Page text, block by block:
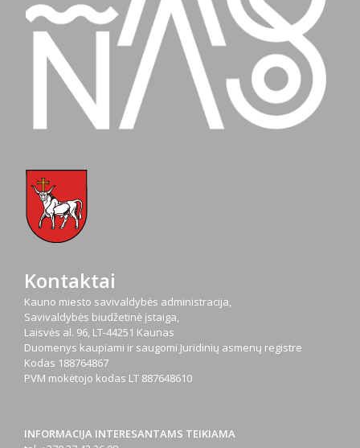
Kontaktai
Kauno miesto savivaldybės administracija,
Savivaldybės biudžetinė įstaiga,
Laisvės al. 96, LT-44251 Kaunas
Duomenys kaupiami ir saugomi Juridinių asmenų registre
Kodas 188764867
PVM mokėtojo kodas LT 887648610
INFORMACIJA INTERESANTAMS TEIKIAMA